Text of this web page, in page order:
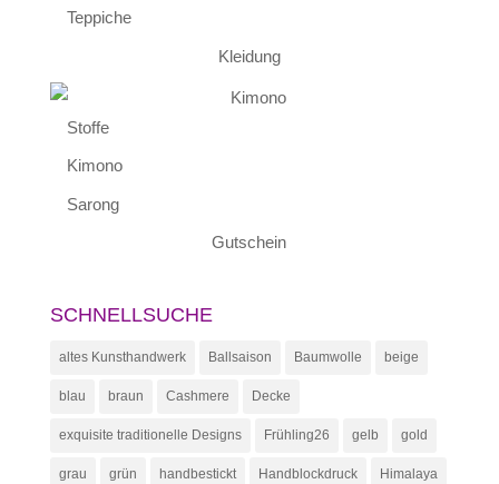
Teppiche
Kleidung
Stoffe
Kimono
Sarong
Gutschein
SCHNELLSUCHE
altes Kunsthandwerk Ballsaison Baumwolle beige
blau braun Cashmere Decke
exquisite traditionelle Designs Frühling26 gelb gold
grau grün handbestickt Handblockdruck Himalaya